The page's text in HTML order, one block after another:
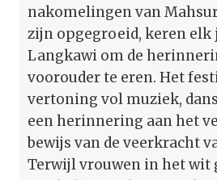
nakomelingen van
zijn opgegroeid, keren elk
Langkawi om de
voorouder te eren. Het
vertoning vol muziek,
een herinnering aan het
bewijs van de veerkracht
Terwijl vrouwen in het wit